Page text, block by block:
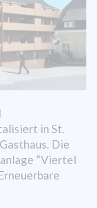
in St.
Die
“Viertel